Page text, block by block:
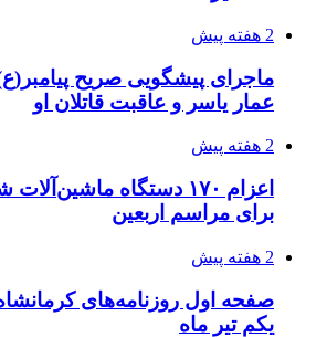
2 هفته پیش
ماجرای پیشگویی صریح
عمار یاسر و عاقبت قاتلان او
2 هفته پیش
اعزام ۱۷۰ دستگاه
برای مراسم اربعین
2 هفته پیش
صفحه اول روزنامه‌های
یکم تیر ماه